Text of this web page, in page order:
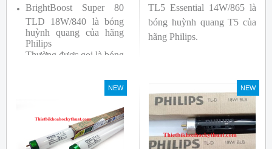
BrightBoost Super 80
TLD 18W/840 là bóng
huỳnh quang của hãng
Philips
Thường được gọi là bóng
Bóng có độ hoàn màu
TL5 Essential 14W/865 là
bóng huỳnh quang T5 của
hãng Philips.
NEW NEW